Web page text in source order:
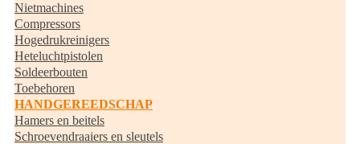
Nietmachines
Compressors
Hogedrukreinigers
Heteluchtpistolen
Soldeerbouten
Toebehoren
HANDGEREEDSCHAP
Hamers en beitels
Schroevendraaiers en sleutels